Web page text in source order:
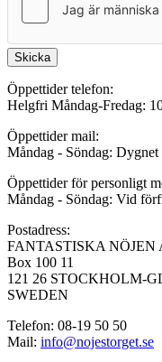
Skicka
Öppettider telefon:
Helgfri Måndag-Fredag:
Öppettider mail:
Måndag - Söndag: Dygnet
Öppettider för personligt
Måndag - Söndag: Vid
Postadress:
FANTASTISKA NÖJEN
Box 100 11
121 26 STOCKHOLM-
SWEDEN
Telefon: 08-19 50 50
Mail: info@nojestorget.se